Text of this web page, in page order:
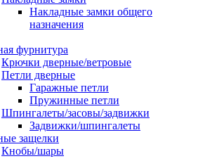
Накладные замки общего
назначения
фурнитура
Крючки дверные/ветровые
Петли дверные
Гаражные петли
Пружинные петли
Шпингалеты/засовы/задвижки
Задвижки/шпингалеты
защелки
Кнобы/шары